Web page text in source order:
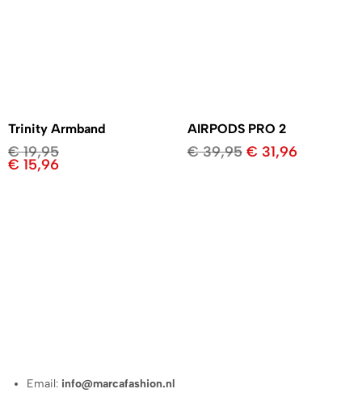
Trinity Armband
€19,95
€ 15,96
AIRPODS PRO 2
€39,95 € 31,96
Email: info@marcafashion.nl